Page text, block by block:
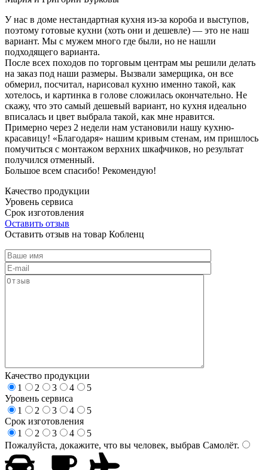
У нас в доме нестандартная кухня из-за короба и выступов,
поэтому готовые кухни (хоть они и дешевле) — это не наш
вариант. Мы с мужем много где были, но не нашли
подходящего варианта.
После всех походов по торговым центрам мы решили делать
на заказ под наши размеры. Вызвали замерщика, он все
обмерил, посчитал, нарисовал кухню именно такой, как
хотелось, и картинка в голове сложилась окончательно. Не
скажу, что это самый дешевый вариант, но кухня идеально
вписалась и цвет выбрала такой, как мне нравится.
Примерно через 2 недели нам установили нашу кухню-
красавицу! «Благодаря» нашим кривым стенам, им пришлось
помучиться с монтажом верхних шкафчиков, но результат
получился отменный.
Большое всем спасибо! Рекомендую!
Качество продукции
Уровень сервиса
Срок изготовления
Оставить отзыв
Оставить отзыв на товар Кобленц
Качество продукции
1
2 3 4
5
Уровень сервиса
1
2 3 4
5
Срок изготовления
1
2 3 4
5
Пожалуйста, докажите, что вы человек, выбрав Самолёт.